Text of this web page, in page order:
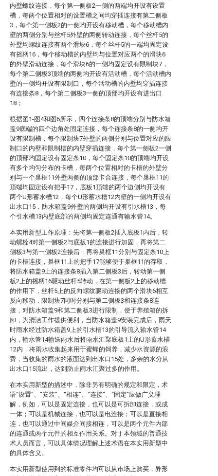
内壁螺纹连接，每个第一侧板2一侧的两端均开设有设置
槽，每两个位置相对的设置槽之间均穿插连接有第二侧板
3，每个第一侧板2的一侧均开设有移动槽，每个移动槽内
壁的两侧分别与丝杆5外壁的两侧转动连接，每个丝杆5的
外壁均螺纹连接有两个滑块6，每个丝杆5的一端均固定设
有摇柄16，每个移动槽的内壁均与位置对应两个的滑块6
的外壁滑动连接，每个滑块6的一侧均固定设有限制块7，
每个第二侧板3顶端的两侧均开设有活动槽，每个活动槽内
壁的一侧均开设有限制口，每个活动槽的内壁均穿插连接
有连接条8，每个第二侧板3一侧的顶部均开设有进出口
18；
根据图1-图4和图6所示，四个连接条8的顶端分别与防水箱
盖9底端的四个边角处固定连接，每个连接条8的一侧均开
设有限制槽，每个限制块7外壁的两侧分别与位置对应的限
制口的内壁和限制槽的内壁穿插连接，每个第一侧板2一侧
的顶部均固定设有固定条10，每个固定条10的顶端均开设
有多个均匀分布的卡槽，每两个位置相对的卡槽的外壁分
别与一个巢框11外壁两侧的顶部卡合连接，每个巢框11的
顶端均固定设有把手17，底板1顶端的两个边侧均开设有
两个U形蓄水槽12，每个U形蓄水槽12内壁的一侧均开设有
出水口15，防水箱盖9外壁的两侧均开设有引水槽13，每
个引水槽13内壁底部的两侧均固定连通有输水管14。
本实用新型工作原理：先将第一侧板2插入底板1内后，转
动螺栓4对第一侧板2与底板1的连接进行加固，再将第二
侧板3与第一侧板2连接后，再将巢框11分别与固定条10上
的卡槽连接，巢框11上的把手17能够便于巢框11的存取，
将防水箱盖9上的连接条8插入第二侧板3后，转动第一侧
板2上的摇柄16驱动丝杆5转动，在第一侧板2上的移动槽
的作用下，丝杆5上的反向螺纹驱动连接的两个滑块6相互
反向移动，限制块7同时分别与第二侧板3和连接条8连
接，对防水箱盖9和第二侧板3进行限制，便于养殖箱的拆
卸，为清洁工作提供便利，当防水箱盖9安装完成后，雨天
时雨水经过防水箱盖9上的引水槽13的引导流入输水管14
内，输水管14输送雨水后将雨水汇聚底板1上的U形蓄水槽
12内，将雨水收集起来用于蜜蜂的饲养，减少水资源的浪
费，当收集的雨水的液面达到出水口15处，多余的水分从
出水口15流出，达到防止雨水汇聚过多的作用。
在本实用新型的描述中，除非另有明确的规定和限定，术
语“设置”、“安装”、“相连”、“连接”、“固定”应做广义理
解，例如，可以是固定连接，也可以是可拆卸连接，或成
一体；可以是机械连接，也可以是电连接；可以是直接相
连，也可以通过中间媒介间接相连，可以是两个元件内部
的连通或两个元件的相互作用关系。对于本领域的普通技
术人员而言，可以具体情况理解上述术语在本实用新型中
的具体含义。
本实用新型使用到的标准零件均可以从市场上购买，异形